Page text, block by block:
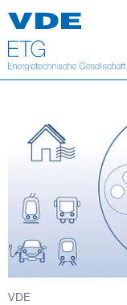
Top Themen
Fokusthemen
Energy
AI & Digital
Health
Mobility
VDE